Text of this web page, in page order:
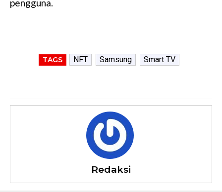
pengguna.
TAGS NFT Samsung Smart TV
Redaksi